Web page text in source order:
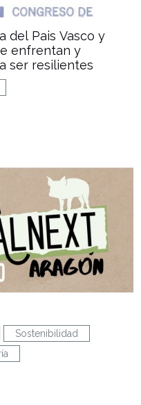
del Pais Vasco y
enfrentan y
ser resilientes
Sostenibilidad